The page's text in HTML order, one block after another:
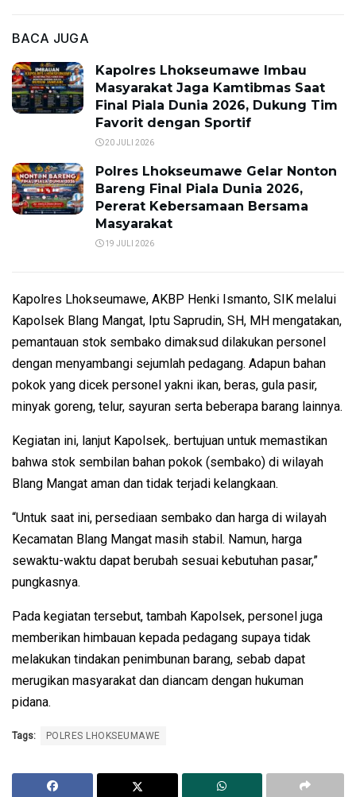
BACA JUGA
Kapolres Lhokseumawe Imbau
Masyarakat Jaga Kamtibmas Saat
Final Piala Dunia 2026, Dukung Tim
Favorit dengan Sportif
20 JULI 2026
Polres Lhokseumawe Gelar Nonton
Bareng Final Piala Dunia 2026,
Pererat Kebersamaan Bersama
Masyarakat
19 JULI 2026
Kapolres Lhokseumawe, AKBP Henki Ismanto, SIK melalui
Kapolsek Blang Mangat, Iptu Saprudin, SH, MH mengatakan,
pemantauan stok sembako dimaksud dilakukan personel
dengan menyambangi sejumlah pedagang. Adapun bahan
pokok yang dicek personel yakni ikan, beras, gula pasir,
minyak goreng, telur, sayuran serta beberapa barang lainnya.
Kegiatan ini, lanjut Kapolsek,. bertujuan untuk memastikan
bahwa stok sembilan bahan pokok (sembako) di wilayah
Blang Mangat aman dan tidak terjadi kelangkaan.
“Untuk saat ini, persediaan sembako dan harga di wilayah
Kecamatan Blang Mangat masih stabil. Namun, harga
sewaktu-waktu dapat berubah sesuai kebutuhan pasar,”
pungkasnya.
Pada kegiatan tersebut, tambah Kapolsek, personel juga
memberikan himbauan kepada pedagang supaya tidak
melakukan tindakan penimbunan barang, sebab dapat
merugikan masyarakat dan diancam dengan hukuman
pidana.
Tags: POLRES LHOKSEUMAWE